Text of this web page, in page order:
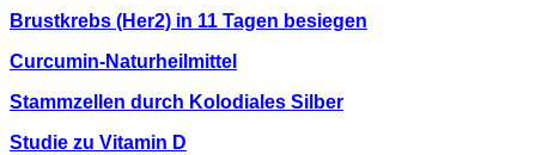
Brustkrebs (Her2) in 11 Tagen besiegen
Curcumin-Naturheilmittel
Stammzellen durch Kolodiales Silber
Studie zu Vitamin D